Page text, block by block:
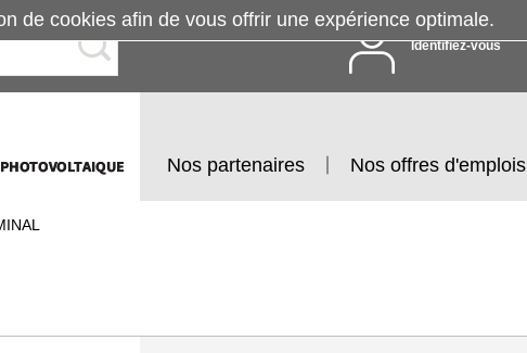
Identifiez-vous
Nos partenaires Nos offres d'emplois
de cookies afin de vous offrir une expérience optimale.